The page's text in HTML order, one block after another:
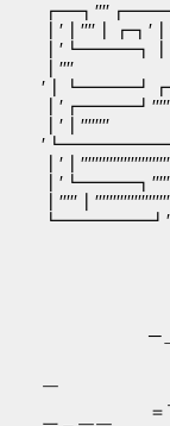
┃′′′′
┃′┃′′′′′′′′
＼ﾞ''
三 ヽ
─＿
─＿
≡∠_ノ
三 |
￣
＝￣ -